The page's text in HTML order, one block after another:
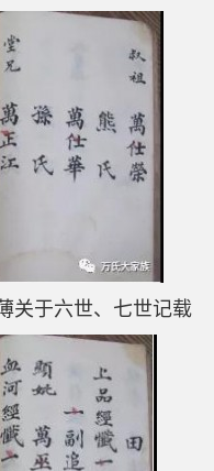
关于六世、七世记载